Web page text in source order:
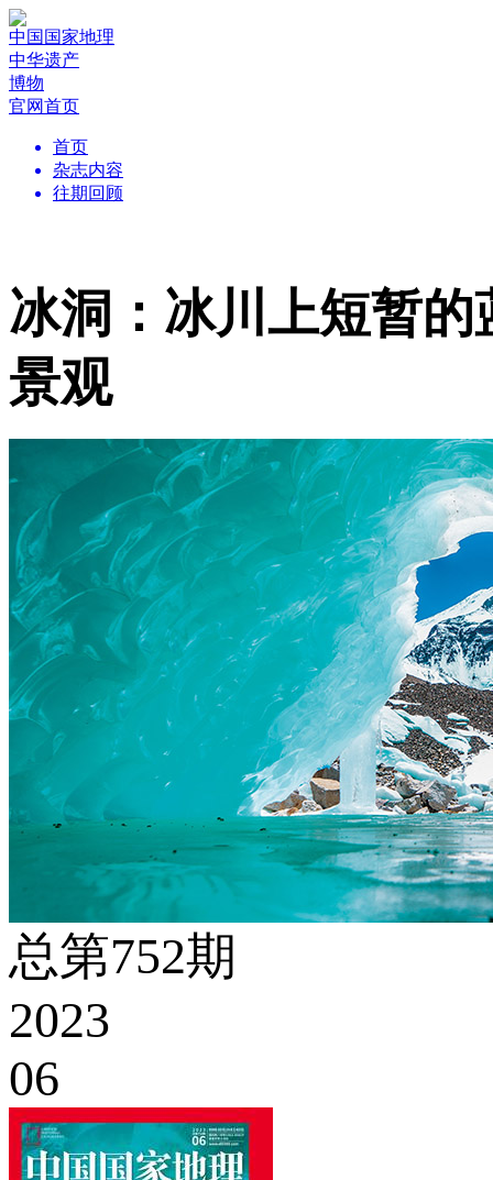
中国国家地理
中华遗产
博物
官网首页
首页
杂志内容
往期回顾
冰洞：冰川上短暂
景观
总第752期
2023
06